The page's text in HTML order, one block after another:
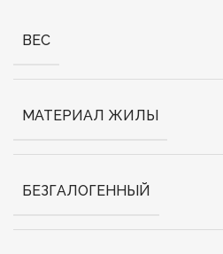
ВЕС
МАТЕРИАЛ ЖИЛЫ
БЕЗГАЛОГЕННЫЙ